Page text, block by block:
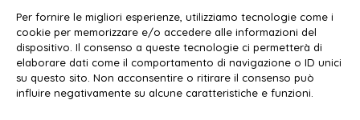
Per fornire le migliori esperienze, utilizziamo tecnologie come i
cookie per memorizzare e/o accedere alle informazioni del
dispositivo. Il consenso a queste tecnologie ci permetterà di
elaborare dati come il comportamento di navigazione o ID unici
su questo sito. Non acconsentire o ritirare il consenso può
influire negativamente su alcune caratteristiche e funzioni.
Privacy policy–Cookie policy
© 2020-2026 | Galatina24 ®